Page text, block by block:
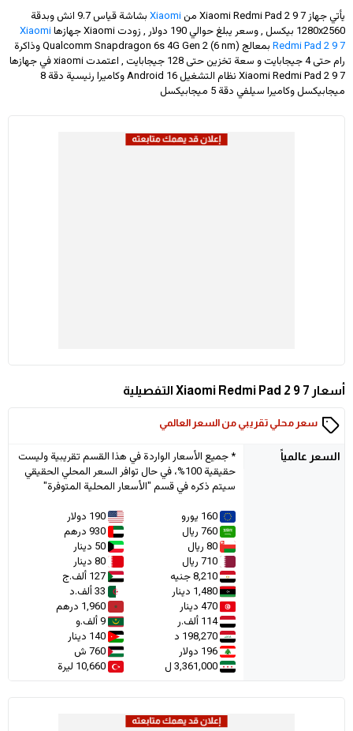
يأتي جهاز Xiaomi Redmi Pad 2 9 7 من Xiaomi بشاشة قياس 9.7 انش وبدقة
1280x2560 بيكسل , وسعر يبلغ حوالي 190 دولار , زودت Xiaomi جهازها
Xiaomi
Redmi Pad 2 9 7
بمعالج Qualcomm Snapdragon 6s 4G Gen 2 (6 nm) وذاكرة
رام حتى 4 جيجابايت و سعة تخزين حتى 128 جيجابايت , اعتمدت xiaomi في جهازها
Xiaomi Redmi Pad 2 9 7 نظام التشغيل Android 16 وكاميرا رئيسية دقة 8
ميجابيكسل وكاميرا سيلفي دقة 5 ميجابيكسل
أسعار Xiaomi Redmi Pad 2 9 7 التفصيلية
سعر محلي تقريبي من السعر العالمي
السعر عالمياً
* جميع الأسعار الواردة في هذا القسم تقريبية وليست
حقيقية 100%، في حال توافر السعر المحلي الحقيقي
سيتم ذكره في قسم "الأسعار المحلية المتوفرة"
160 يورو
190 دولار
760 ريال
930 درهم
80 ريال
50 دينار
710 ريال
80 دينار
8,210 جنيه
127 ألف.ج
1,480 دينار
33 ألف.د
470 دينار
1,960 درهم
114 ألف.ر
9 ألف.و
198,270 د
140 دينار
196 دولار
760 ش
3,361,000 ل
10,660 ليرة